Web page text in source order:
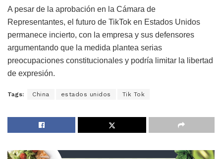
A pesar de la aprobación en la Cámara de
Representantes, el futuro de TikTok en Estados Unidos
permanece incierto, con la empresa y sus defensores
argumentando que la medida plantea serias
preocupaciones constitucionales y podría limitar la libertad
de expresión.
Tags: China estados unidos Tik Tok